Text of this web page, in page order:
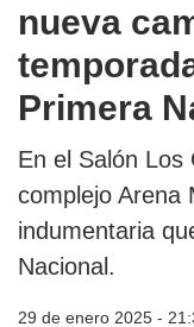
nueva
Primera
En el Salón Los
complejo Arena
indumentaria
Nacional.
29 de enero 2025 -